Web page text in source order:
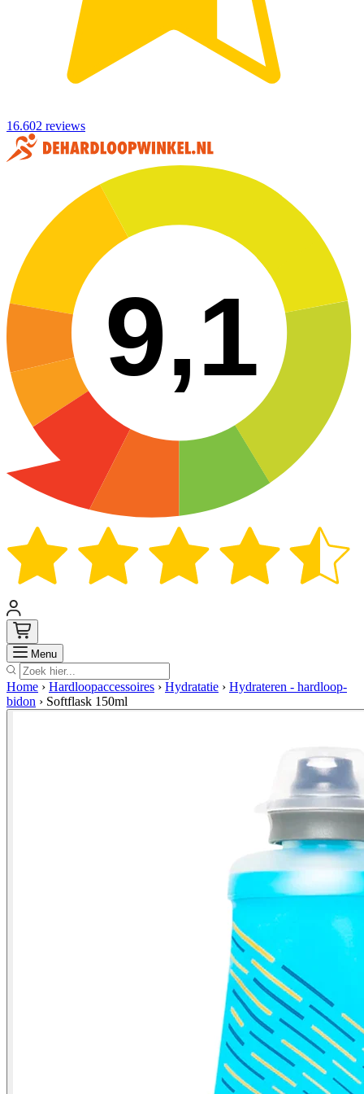
16.602 reviews
9,1
Menu Zoek
Home › Hardloopaccessoires › Hydratatie › Hydrateren - hardloop-
bidon › Softflask 150ml